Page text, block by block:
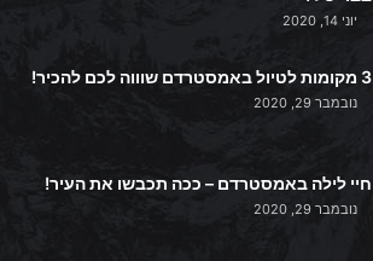
יוני 14, 2020
3 מקומות לטיול באמסטרדם שוווה לכם להכיר!
נובמבר 29, 2020
חיי לילה באמסטרדם – ככה תכבשו את העיר!
נובמבר 29, 2020